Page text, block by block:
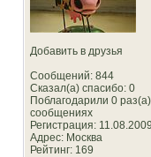
Добавить в друзья
Сообщений: 844
Сказал(а) спасибо: 0
Поблагодарили 0
сообщениях
Регистрация: 11.08.2009
Адрес: Москва
Рейтинг: 169